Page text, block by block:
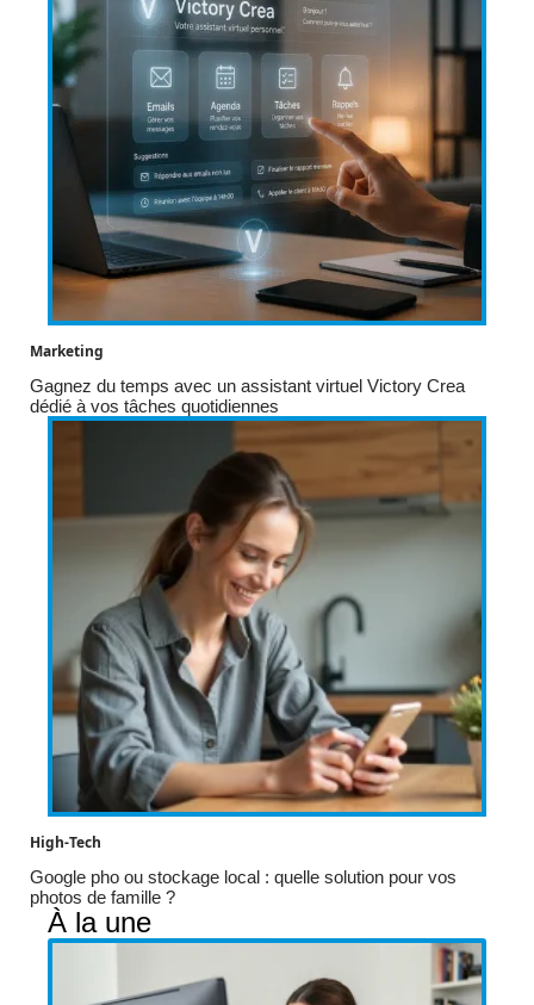
Marketing
Gagnez du temps avec un assistant virtuel Victory Crea
dédié à vos tâches quotidiennes
High-Tech
Google pho ou stockage local : quelle solution pour vos
photos de famille ?
À la une